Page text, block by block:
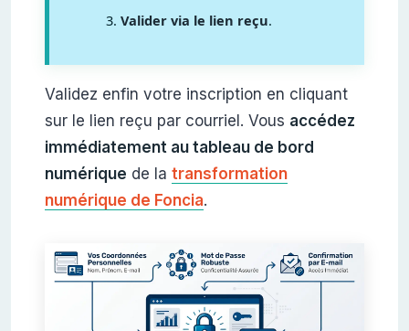
Valider via le lien reçu.
Validez enfin votre inscription en cliquant
sur le lien reçu par courriel. Vous accédez
immédiatement au tableau de bord
numérique de la transformation
numérique de Foncia.